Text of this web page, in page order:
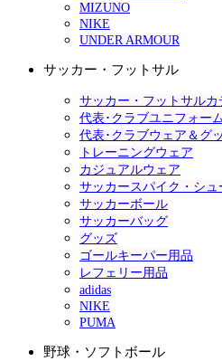
MIZUNO
NIKE
UNDER ARMOUR
サッカー・フットサル
サッカー・フットサルカ
代表･クラブユニフォー
代表･クラブウェア＆グ
トレーニングウェア
カジュアルウェア
サッカースパイク・シュ
サッカーボール
サッカーバッグ
グッズ
ゴールキーパー用品
レフェリー用品
adidas
NIKE
PUMA
野球・ソフトボール